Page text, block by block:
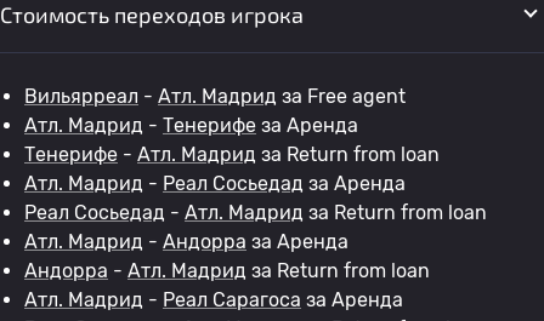
Стоимость переходов игрока
Вильярреал - Атл. Мадрид за Free agent
Атл. Мадрид - Тенерифе за Аренда
Тенерифе - Атл. Мадрид за Return from loan
Атл. Мадрид - Реал Сосьедад за Аренда
Реал Сосьедад - Атл. Мадрид за Return from loan
Атл. Мадрид - Андорра за Аренда
Андорра - Атл. Мадрид за Return from loan
Атл. Мадрид - Реал Сарагоса за Аренда